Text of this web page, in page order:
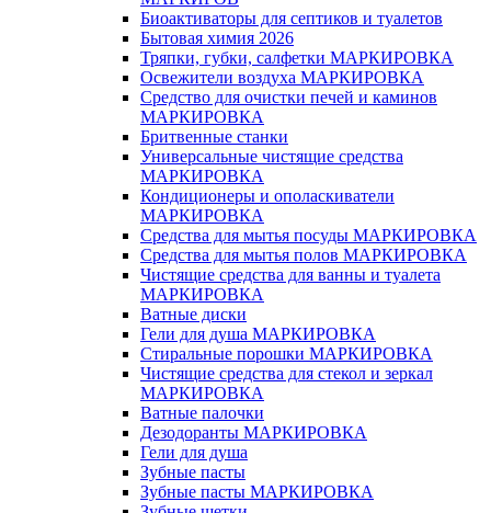
Биоактиваторы для септиков и туалетов
Бытовая химия 2026
Тряпки, губки, салфетки МАРКИРОВКА
Освежители воздуха МАРКИРОВКА
Средство для очистки печей и каминов
МАРКИРОВКА
Бритвенные станки
Универсальные чистящие средства
МАРКИРОВКА
Кондиционеры и ополаскиватели
МАРКИРОВКА
Средства для мытья посуды МАРКИРОВКА
Средства для мытья полов МАРКИРОВКА
Чистящие средства для ванны и туалета
МАРКИРОВКА
Ватные диски
Гели для душа МАРКИРОВКА
Стиральные порошки МАРКИРОВКА
Чистящие средства для стекол и зеркал
МАРКИРОВКА
Ватные палочки
Дезодоранты МАРКИРОВКА
Гели для душа
Зубные пасты
Зубные пасты МАРКИРОВКА